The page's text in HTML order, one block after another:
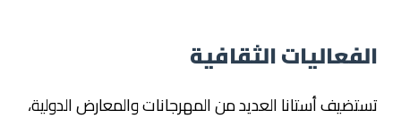
الفعاليات الثقافية
تستضيف أستانا العديد من المهرجانات والمعارض الدولية،